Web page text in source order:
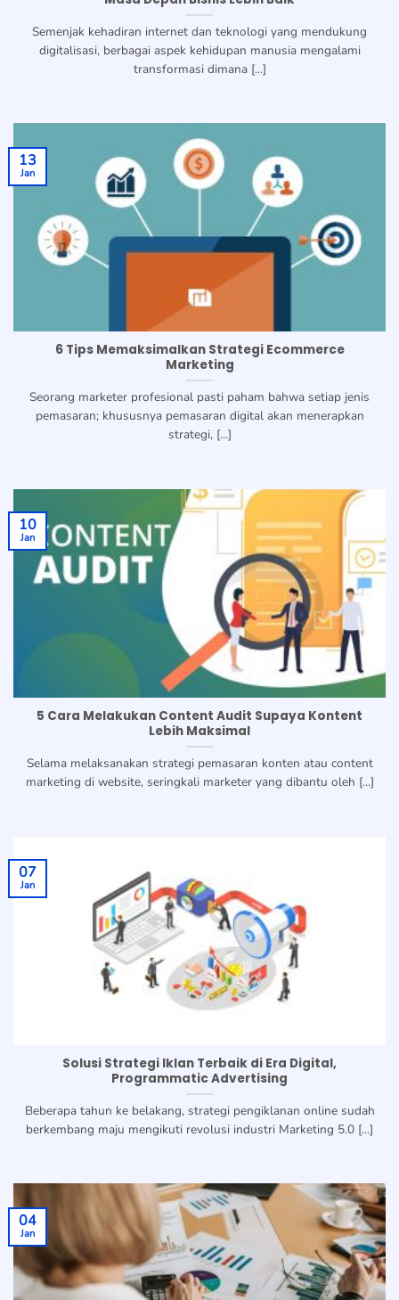
Semenjak kehadiran internet dan teknologi yang mendukung
digitalisasi, berbagai aspek kehidupan manusia mengalami
transformasi dimana [...]
6 Tips Memaksimalkan Strategi Ecommerce
Marketing
Seorang marketer profesional pasti paham bahwa setiap jenis
pemasaran; khususnya pemasaran digital akan menerapkan
strategi, [...]
13
Jan
5 Cara Melakukan Content Audit Supaya Kontent
Lebih Maksimal
Selama melaksanakan strategi pemasaran konten atau content
marketing di website, seringkali marketer yang dibantu oleh [...]
10
Jan
Solusi Strategi Iklan Terbaik di Era Digital,
Programmatic Advertising
Beberapa tahun ke belakang, strategi pengiklanan online sudah
berkembang maju mengikuti revolusi industri Marketing 5.0 [...]
07
Jan
04
Jan